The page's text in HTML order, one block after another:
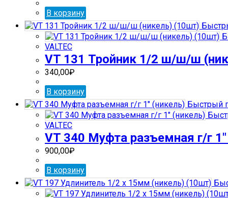
В корзину
VALTEC
VT 131 Тройник 1/2 ш/ш/ш
340,00₽
В корзину
Быстрый
VALTEC
VT 340 Муфта разъемная г/г
900,00₽
В корзину